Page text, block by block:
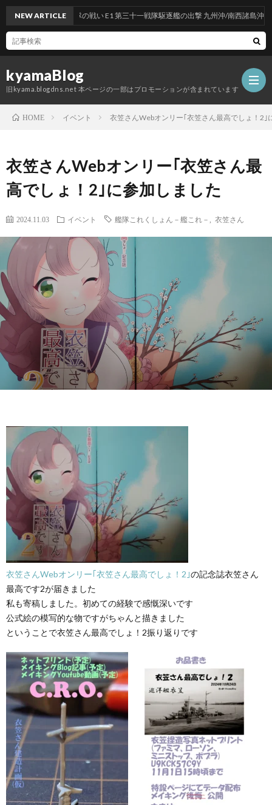
kyamaBlog
旧kyama.blogdns.net 本ページの一部はプロモーションが含まれています
NEW ARTICLE
十一戦隊の戦い E1 第三十一戦隊駆逐艦の出撃 九州沖/南西諸島沖
HOME イベント 衣笠さんWebオンリー｢衣笠さん最高でしょ！2｣
衣笠さんWebオンリー｢衣笠さん最
高でしょ！2｣に参加しました
2024.11.03 イベント 艦隊これくしょん－艦これ－ 衣笠さん
衣笠さんWebオンリー｢衣笠さん最高でしょ！2｣の記念誌衣笠さん
最高です2が届きました
私も寄稿しました。初めての経験で感慨深いです
公式絵の模写的な物ですがちゃんと描きました
ということで衣笠さん最高でしょ！2振り返りです